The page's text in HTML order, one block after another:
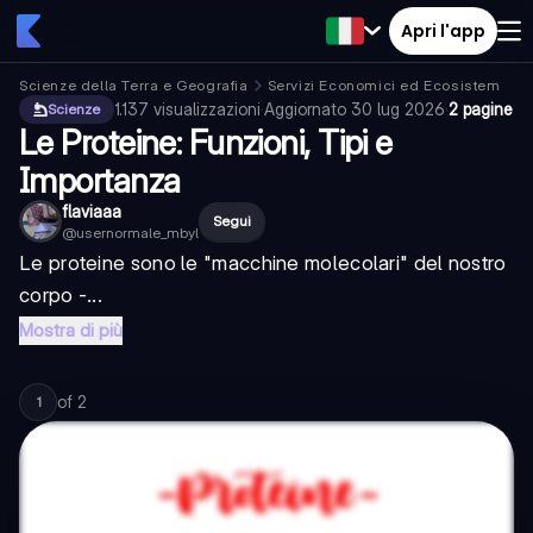
Apri l'app
Scienze della Terra e Geografia
Servizi Economici ed Ecosistemici
Scienze
1.137 visualizzazioni·Aggiornato 30 lug 2026·2 pagine
Le Proteine: Funzioni, Tipi e
Importanza
flaviaaa
@usernormale_mbyl
Segui
Le proteine sono le "macchine molecolari" del nostro
corpo -...
Mostra di più
1 of 2